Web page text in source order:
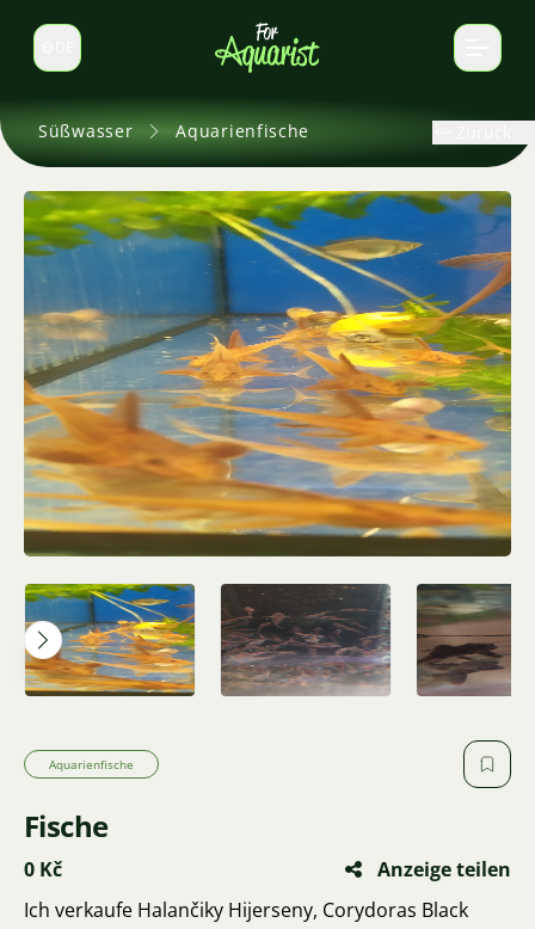
Sprache wechseln
Süßwasser Aquarienfische
Aquarienfische
Fische
0 Kč
Anzeige teilen
Ich verkaufe Halančiky Hijerseny, Corydoras Black